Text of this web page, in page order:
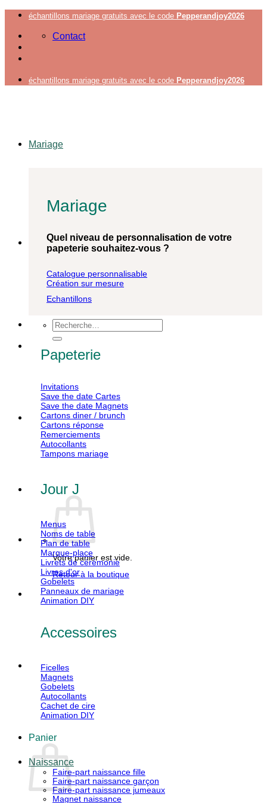
Passer
contenu
échantillons mariage gratuits avec le code Pepperandjoy2026
Contact
échantillons mariage gratuits avec le code Pepperandjoy2026
Recherche
pour :
Votre panier est vide.
Retour à la boutique
Panier
Mariage
Mariage
Quel niveau de personnalisation de votre
papeterie souhaitez-vous ?
Catalogue personnalisable
Création sur mesure
Echantillons
Papeterie
Invitations
Save the date Cartes
Save the date Magnets
Cartons diner / brunch
Cartons réponse
Remerciements
Autocollants
Tampons mariage
Jour J
Menus
Noms de table
Plan de table
Marque-place
Livrets de cérémonie
Livres d'or
Gobelets
Panneaux de mariage
Animation DIY
Accessoires
Ficelles
Magnets
Gobelets
Autocollants
Cachet de cire
Animation DIY
Naissance
Faire-part naissance fille
Faire-part naissance garçon
Faire-part naissance jumeaux
Magnet naissance